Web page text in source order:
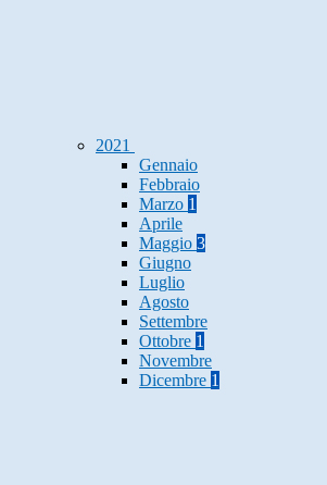
2021
Gennaio
Febbraio
Marzo 1
Aprile
Maggio 3
Giugno
Luglio
Agosto
Settembre
Ottobre 1
Novembre
Dicembre 1